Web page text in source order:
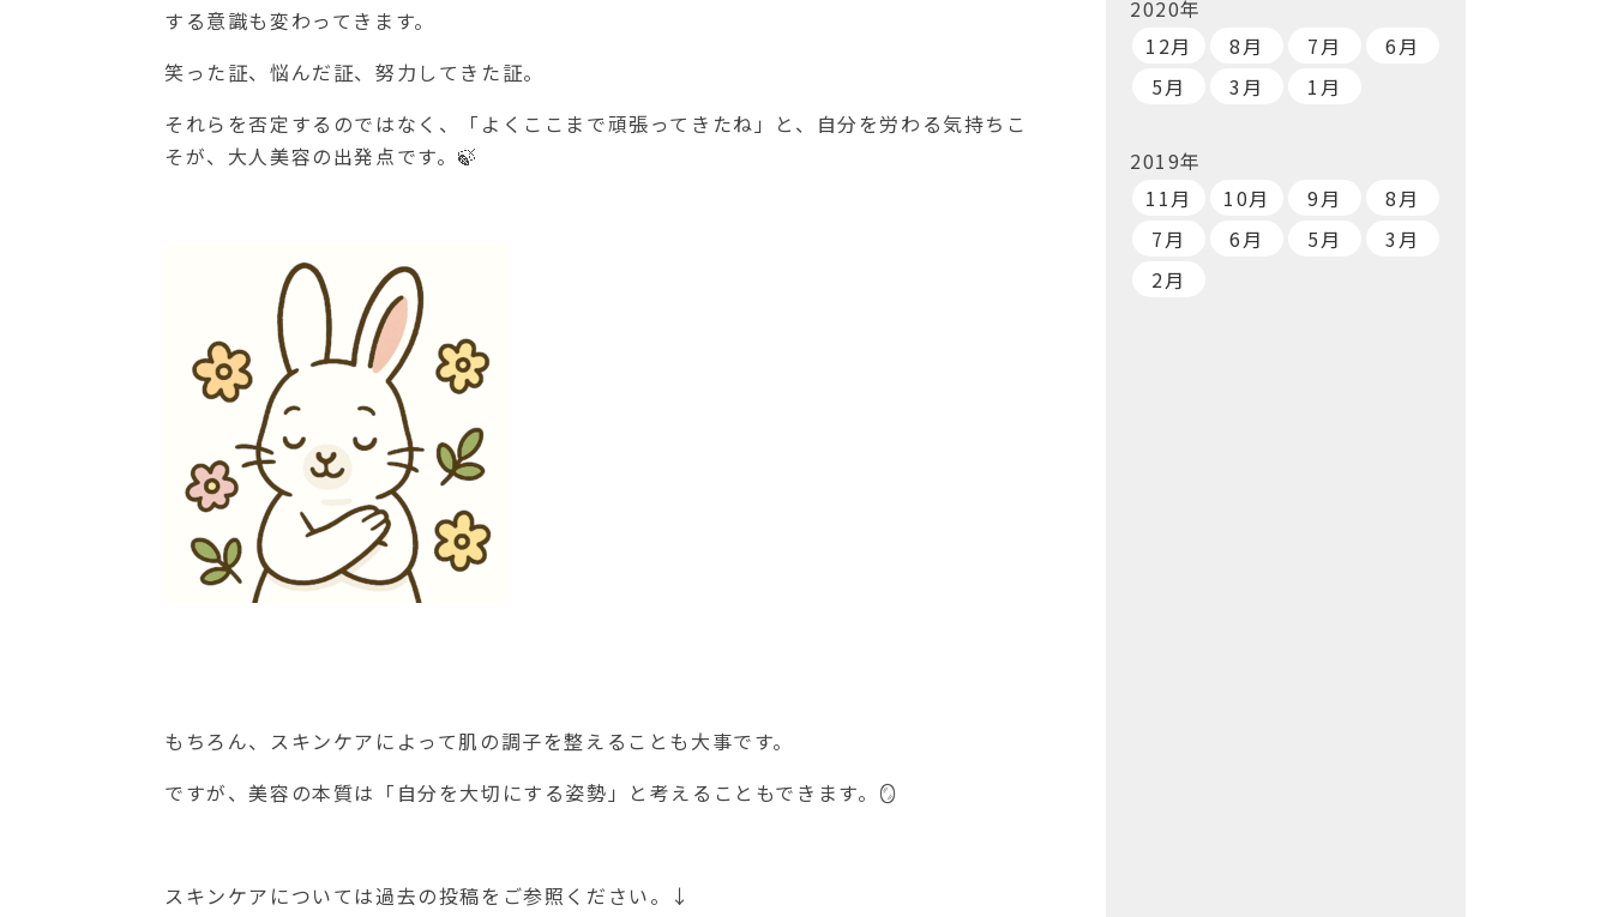
する意識も変わってきます。
笑った証、悩んだ証、努力してきた証。
それらを否定するのではなく、「よくここまで頑張ってきたね」と、自分を労わる気持ちこ
そが、大人美容の出発点です。🍃
もちろん、スキンケアによって肌の調子を整えることも大事です。
ですが、美容の本質は「自分を大切にする姿勢」と考えることもできます。🪞
スキンケアについては過去の投稿をご参照ください。↓
2020年
12月
8月 7月
6月
5月
3月 1月
2019年
11月
10月 9月
8月
7月
6月 5月
3月
2月